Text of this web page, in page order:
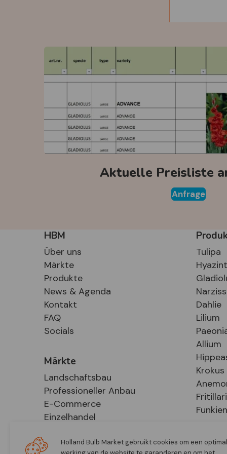
Aktuelle Preisliste
Anfrage
HBM
Über uns
Märkte
Produkte
News & Agenda
Kontakt
FAQ
Socials
Märkte
Landschaftsbau
Professioneller Anbau
E-Commerce
Einzelhandel
Tulipa
Dahlie
Lilium
Allium
Krokus
Funkien
Holland Bulb Market gebruikt cookies om een